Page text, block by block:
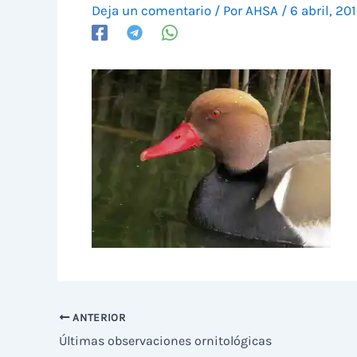
Deja un comentario / Por AHSA / 6 abril,
ANTERIOR
Últimas observaciones ornitológicas